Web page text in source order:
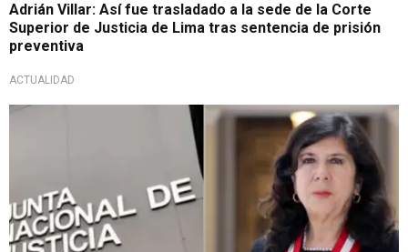
Adrián Villar: Así fue trasladado a la sede de la Corte
Superior de Justicia de Lima tras sentencia de prisión
preventiva
ACTUALIDAD